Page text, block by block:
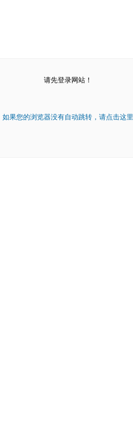
请先登录网站！
如果您的浏览器没有自动跳转，请点击这里